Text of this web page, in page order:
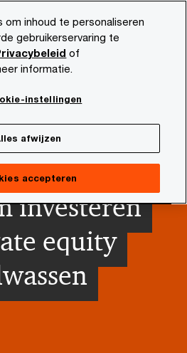
Thema's
investeren
equity
om inhoud te personaliseren
gebruikerservaring te
of
informatie.
instellingen
afwijzen
accepteren